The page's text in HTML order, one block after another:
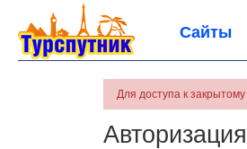
Сайты
Для доступа к
Авторизация